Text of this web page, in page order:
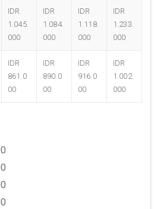
IDR
1.045.
000
IDR
1.084.
000
IDR
1.118.
000
IDR
1.233.
000
IDR
861.0
00
IDR
890.0
00
IDR
916.0
00
IDR
1.002.
000